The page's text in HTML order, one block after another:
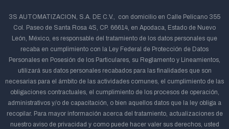
3S AUTOMATIZACION, S.A. DE C.V., con domicilio en Calle Pelícano 355
Col. Paseo de Santa Rosa 4S, CP. 66614, en Apodaca, Estado de Nuevo
León, México, es responsable del tratamiento de los datos personales que
recaba en cumplimiento con la Ley Federal de Protección de Datos
Personales en Posesión de los Particulares, su Reglamento y Lineamientos,
utilizará sus datos personales recabados para las finalidades que son
necesarias para el ámbito de las actividades comunes, el cumplimiento de las
obligaciones contractuales, el cumplimiento de los procesos de operación,
administrativos y/o de capacitación, o bien aquellos datos que la ley obliga a
recopilar. Para mayor información acerca del tratamiento, actualizaciones de
nuestro aviso de privacidad y como puede hacer valer sus derechos, usted